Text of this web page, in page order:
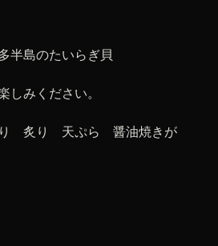
半島のたいらぎ貝
しみください。
り 炙り 天ぷら 醤油焼きが